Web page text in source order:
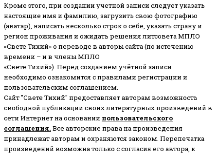
Кроме этого, при создании учетной записи следует указать
настоящие имя и фамилию, загрузить свою фотографию
(аватар), написать несколько строк о себе, указать страну и
регион проживания и ожидать решения литсовета МПЛО
«Свете Тихий» о переводе в авторы сайта (по истечению
времени – и в члены МПЛО
«Свете Тихий»). Перед созданием учётной записи
необходимо ознакомится с правилами регистрации и
пользовательским соглашением.
Сайт "Свете Тихий" предоставляет авторам возможность
свободной публикации своих литературных произведений в
сети Интернет на основании пользовательского
соглашения. Все авторские права на произведения
принадлежат авторам и охраняются законом. Перепечатка
произведений возможна только с согласия его автора, к